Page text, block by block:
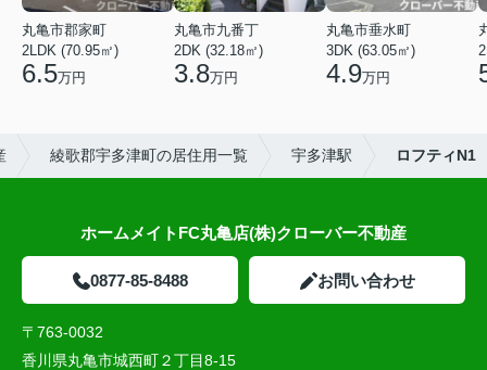
丸亀市郡家町
2LDK (70.95㎡)
6.5万円
丸亀市九番丁
2DK (32.18㎡)
3.8万円
丸亀市垂水町
3DK (63.05㎡)
4.9万円
綾歌郡宇多津町の居住用一覧 宇多津駅 ロフティN1
ホームメイトFC丸亀店(株)クローバー不動産
0877-85-8488 お問い合わせ
〒763-0032
香川県丸亀市城西町２丁目8-15